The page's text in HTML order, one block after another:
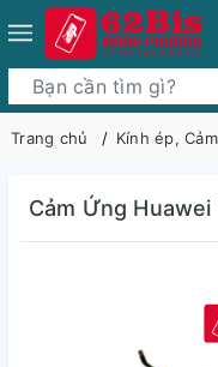
Trang chủ Kính ép,
Cảm Ứng